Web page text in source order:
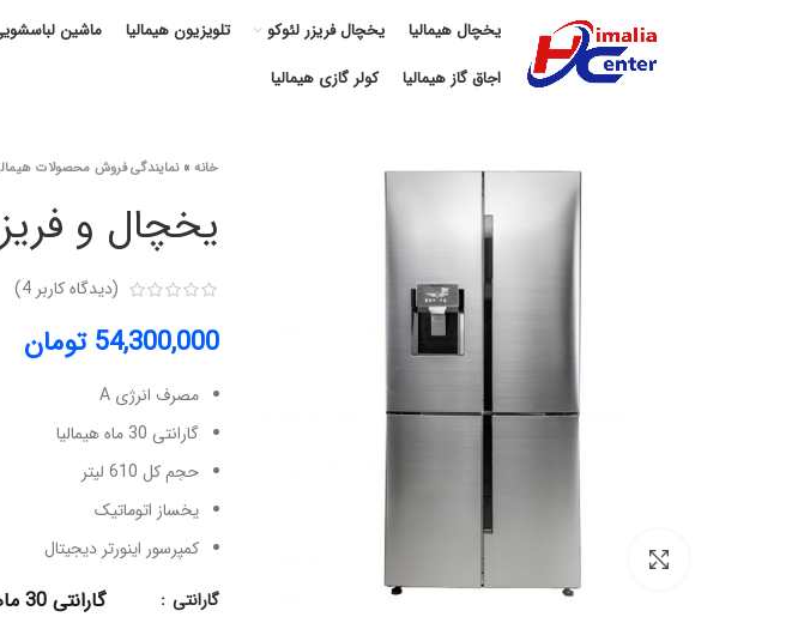
یخچال هیمالیا یخچال فریزر لئوکو تلویزیون هیمالیا ماشین
اجاق گاز هیمالیا
کولر گازی هیمالیا
برای بزرگنمایی کلیک کنید
خانه»نمایندگی فروش محصولات
یخچال و
(دیدگاه کاربر4
)
54,300,000 تومان
مصرف انرژی A
گارانتی 30 ماه هیمالیا
حجم کل 610 لیتر
یخساز اتوماتیک
کمپرسور اینورتر دیجیتال
گارانتی
گارانتی 30 ماهه هیمالیا